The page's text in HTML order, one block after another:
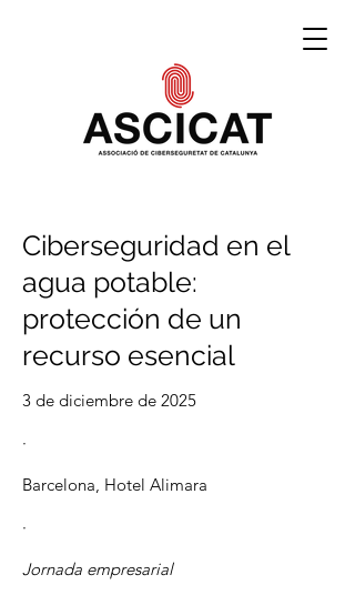
Ciberseguridad en el
agua potable:
protección de un
recurso esencial
3 de diciembre de 2025
·
Barcelona, Hotel Alimara
·
Jornada empresarial